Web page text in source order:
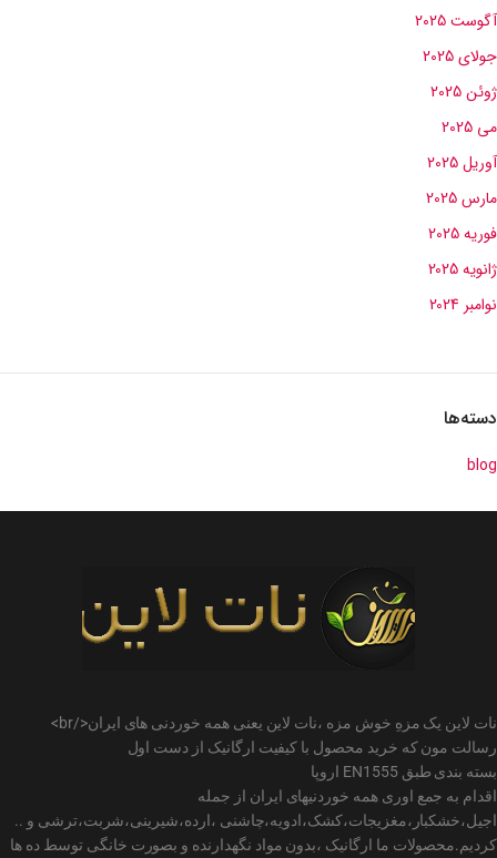
آگوست 2025
جولای 2025
ژوئن 2025
می 2025
آوریل 2025
مارس 2025
فوریه 2025
ژانویه 2025
نوامبر 2024
دسته‌ها
blog
نات لاین یک مزهِ خوش مزه ،نات لاین یعنی همه خوردنی های ایران</br>
رسالت مون که خرید محصول با کیفیت ارگانیک از دست اول
بسته بندی طبق EN1555 اروپا
اقدام به جمع اوری همه خوردنیهای ایران از جمله
اجیل،خشکبار،مغزیجات،کشک،ادویه،چاشنی ،ارده،شیرینی،شربت،ترشی و ..
کردیم.محصولات ما ارگانیک ،بدون مواد نگهدارنده و بصورت خانگی توسط ده ها